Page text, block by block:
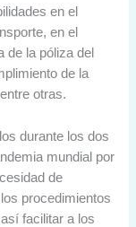
en el
en el
de la póliza del
de la
otras.
durante los dos
mundial por
de
procedimientos
facilitar a los